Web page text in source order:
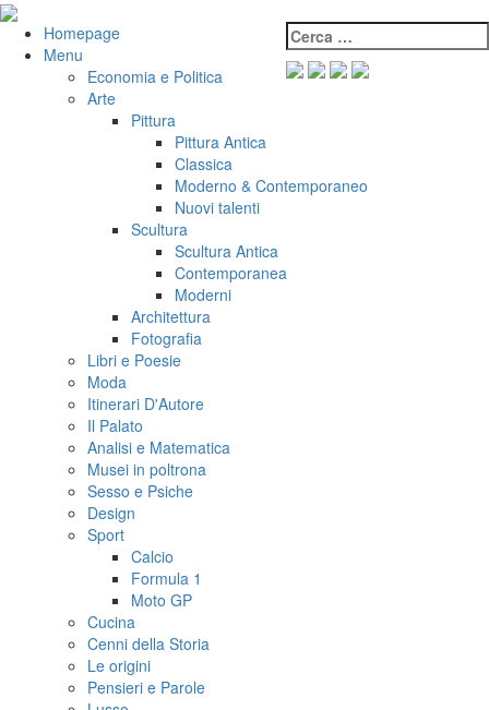
Salta
contenuto
VeniVidiVici Cerca:
Homepage
Menu
Economia e Politica
Arte
Pittura
Pittura Antica
Classica
Moderno & Contemporaneo
Nuovi talenti
Scultura
Scultura Antica
Contemporanea
Moderni
Architettura
Fotografia
Libri e Poesie
Moda
Itinerari D'Autore
Il Palato
Analisi e Matematica
Musei in poltrona
Sesso e Psiche
Design
Sport
Calcio
Formula 1
Moto GP
Cucina
Cenni della Storia
Le origini
Pensieri e Parole